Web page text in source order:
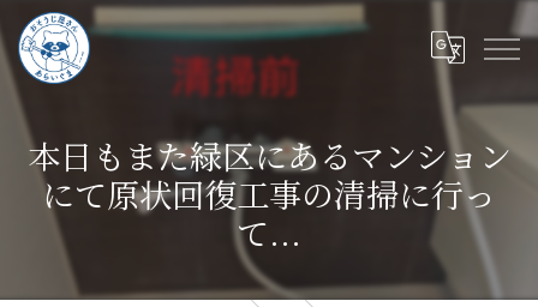
本日もまた緑区にあるマンション
にて原状回復工事の清掃に行っ
て...